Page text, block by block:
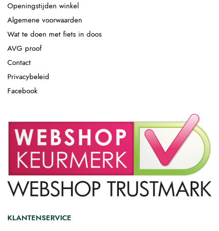
Openingstijden winkel
Algemene voorwaarden
Wat te doen met fiets in doos
AVG proof
Contact
Privacybeleid
Facebook
KLANTENSERVICE